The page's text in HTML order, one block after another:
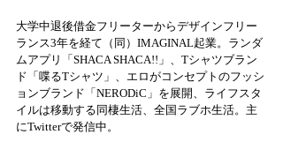
大学中退後借金フリーターからデザインフリー
ランス3年を経て（同）IMAGINAL起業。ランダ
ムアプリ「SHACA SHACA!!」、Tシャツブラン
ド「喋るTシャツ」、エロがコンセプトのフッシ
ョンブランド「NERODiC」を展開、ライフスタ
イルは移動する同棲生活、全国ラブホ生活。主
にTwitterで発信中。